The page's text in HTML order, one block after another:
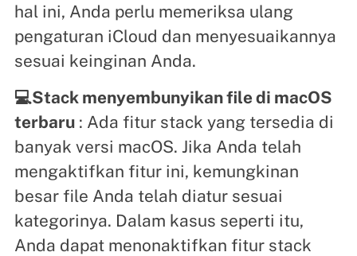
hal ini, Anda perlu memeriksa ulang
pengaturan iCloud dan menyesuaikannya
sesuai keinginan Anda.
💻Stack menyembunyikan file di macOS
terbaru: Ada fitur stack yang tersedia di
banyak versi macOS. Jika Anda telah
mengaktifkan fitur ini, kemungkinan
besar file Anda telah diatur sesuai
kategorinya. Dalam kasus seperti itu,
Anda dapat menonaktifkan fitur stack